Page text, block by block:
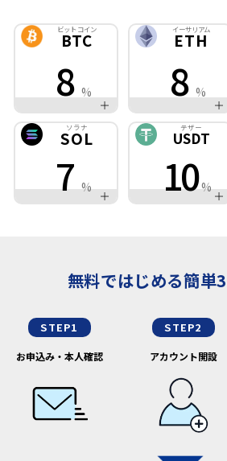
ビットコイン
BTC
8 %
イーサリアム
ETH
8 %
ソラナ
SOL
7%
テザー
USDT
10%
無料ではじめる簡単
STEP1
お申込み・本人確認
STEP2
アカウント開設